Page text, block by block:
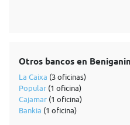
Otros bancos en
La Caixa (3 oficinas)
Popular (1 oficina)
Cajamar (1 oficina)
Bankia (1 oficina)